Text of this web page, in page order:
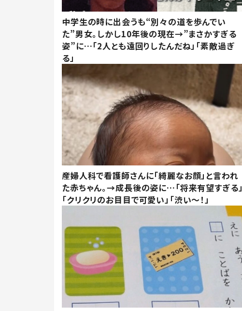
中学生の時に出会うも“別々の道を歩んでい
た”男女。しかし10年後の現在→”まさかすぎる
姿”に…「2人とも遠回りしたんだね」「素敵過ぎ
る」
産婦人科で看護師さんに「綺麗なお顔」と言われ
た赤ちゃん。→成長後の姿に…「将来有望すぎる」
「クリクリのお目目で可愛い」「渋い～！」